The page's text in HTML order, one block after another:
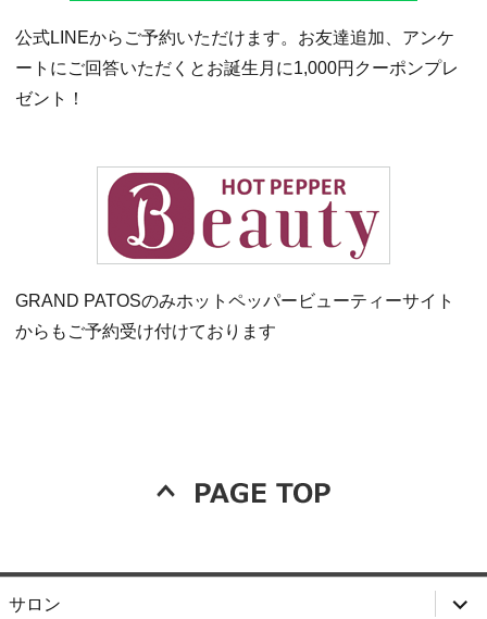
公式LINEからご予約いただけます。お友達追加、アンケ
ートにご回答いただくとお誕生月に1,000円クーポンプレ
ゼント！
GRAND PATOSのみホットペッパービューティーサイト
からもご予約受け付けております